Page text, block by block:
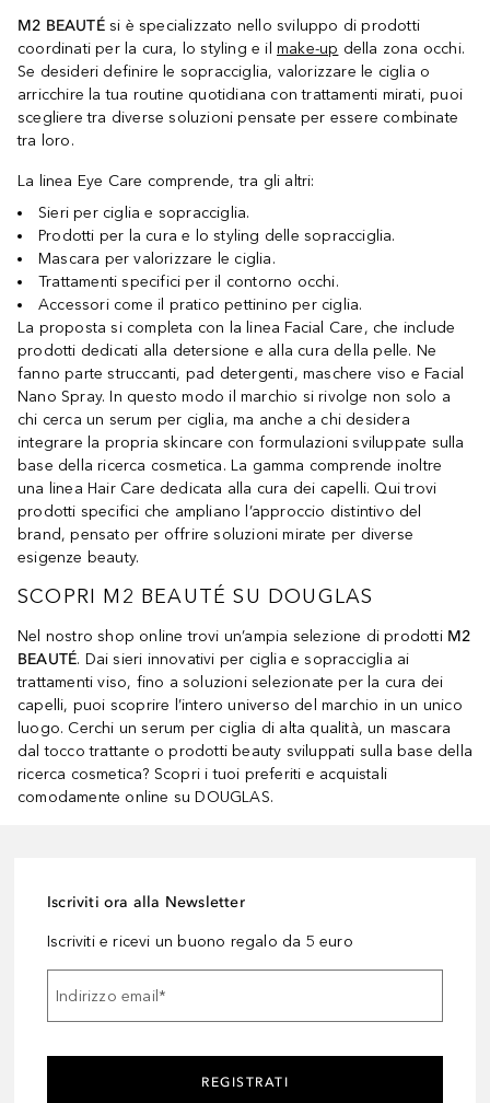
M2 BEAUTÉsi è specializzato nello sviluppo di prodotti
coordinati per la cura, lo styling e il make-up della zona occhi.
Se desideri definire le sopracciglia, valorizzare le ciglia o
arricchire la tua routine quotidiana con trattamenti mirati, puoi
scegliere tra diverse soluzioni pensate per essere combinate
tra loro.
La linea Eye Care comprende, tra gli altri:
Sieri per ciglia e sopracciglia.
Prodotti per la cura e lo styling delle sopracciglia.
Mascara per valorizzare le ciglia.
Trattamenti specifici per il contorno occhi.
Accessori come il pratico pettinino per ciglia.
La proposta si completa con la linea Facial Care, che include
prodotti dedicati alla detersione e alla cura della pelle. Ne
fanno parte struccanti, pad detergenti, maschere viso e Facial
Nano Spray. In questo modo il marchio si rivolge non solo a
chi cerca un serum per ciglia, ma anche a chi desidera
integrare la propria skincare con formulazioni sviluppate sulla
base della ricerca cosmetica. La gamma comprende inoltre
una linea Hair Care dedicata alla cura dei capelli. Qui trovi
prodotti specifici che ampliano l’approccio distintivo del
brand, pensato per offrire soluzioni mirate per diverse
esigenze beauty.
SCOPRI M2 BEAUTÉ SU DOUGLAS
Nel nostro shop online trovi un’ampia selezione di prodotti M2
BEAUTÉ. Dai sieri innovativi per ciglia e sopracciglia ai
trattamenti viso, fino a soluzioni selezionate per la cura dei
capelli, puoi scoprire l’intero universo del marchio in un unico
luogo. Cerchi un serum per ciglia di alta qualità, un mascara
dal tocco trattante o prodotti beauty sviluppati sulla base della
ricerca cosmetica? Scopri i tuoi preferiti e acquistali
comodamente online su DOUGLAS.
Iscriviti ora alla Newsletter
Iscriviti e ricevi un buono regalo da 5 euro
Indirizzo email *
REGISTRATI